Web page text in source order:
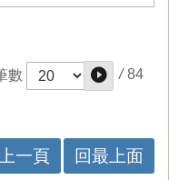
數
/ 84
一頁 回最上面